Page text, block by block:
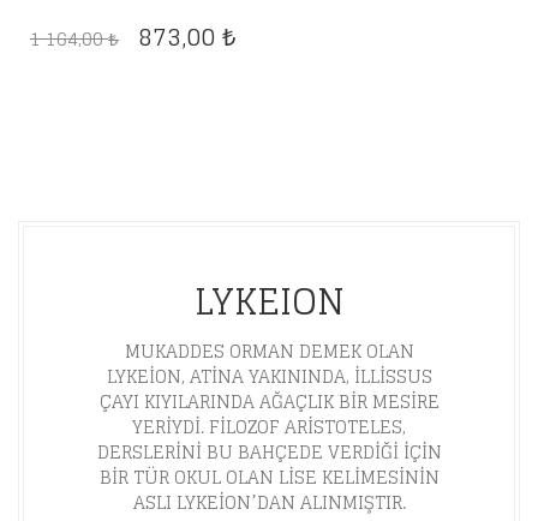
1 164,00₺ ORIJINAL
873,00 ₺ŞU
LYKEION
MUKADDES ORMAN DEMEK OLAN
LYKEION, ATINA YAKININDA, ILLISSUS
ÇAYI KIYILARINDA AĞAÇLIK BIR MESIRE
YERIYDI. FILOZOF ARISTOTELES,
DERSLERINI BU BAHÇEDE VERDIĞI IÇIN
BIR TÜR OKUL OLAN LISE KELIMESININ
ASLI LYKEION’DAN ALINMIŞTIR.